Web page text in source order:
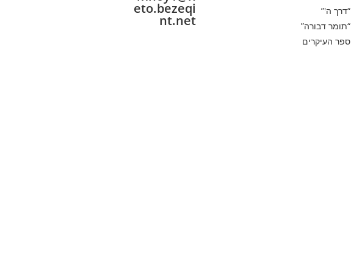
“דרך ה'”
“תומר דבורה”
ספר העיקרים
eto.bezeqi
nt.net